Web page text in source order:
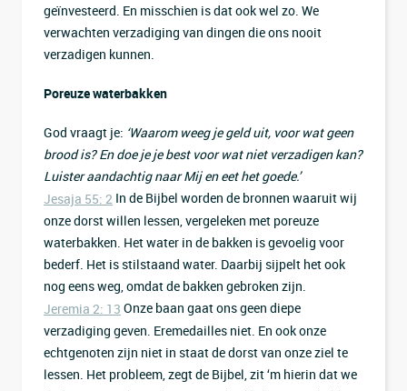
geïnvesteerd. En misschien is dat ook wel zo. We
verwachten verzadiging van dingen die ons nooit
verzadigen kunnen.
Poreuze waterbakken
God vraagt je: ‘Waarom weeg je geld uit, voor wat geen
brood is? En doe je je best voor wat niet verzadigen kan?
Luister aandachtig naar Mij en eet het goede.’
Jesaja 55: 2 In de Bijbel worden de bronnen waaruit wij
onze dorst willen lessen, vergeleken met poreuze
waterbakken. Het water in de bakken is gevoelig voor
bederf. Het is stilstaand water. Daarbij sijpelt het ook
nog eens weg, omdat de bakken gebroken zijn.
Jeremia 2: 13 Onze baan gaat ons geen diepe
verzadiging geven. Eremedailles niet. En ook onze
echtgenoten zijn niet in staat de dorst van onze ziel te
lessen. Het probleem, zegt de Bijbel, zit ‘m hierin dat we